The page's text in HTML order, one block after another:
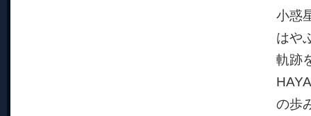
小惑
はや
軌跡
の歩